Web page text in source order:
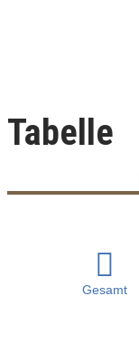
Tabelle
Gesamt